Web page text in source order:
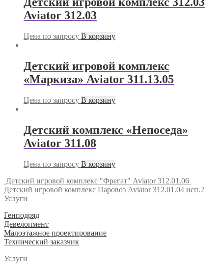
Aviator 312.03
Цена по запросу В корзину
Детский игровой комплекс
«Маркиза» Aviator 311.13.05
Цена по запросу В корзину
Детский комплекс «Непоседа»
Aviator 311.08
Цена по запросу В корзину
Детский игровой комплекс "Фрегат" Aviator 312.01.06
Детский игровой комплекс Паровоз Aviator 312.01.04 исп.2
Услуги
Генподряд
Девелопмент
Малоэтажное проектирование
Технический заказчик
Услуги